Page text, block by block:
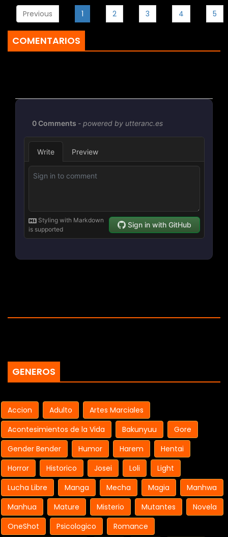
Previous 1 2 3 4 5
COMENTARIOS
GENEROS
Accion Adulto
Artes Marciales
Acontesimientos de la Vida
Bakunyuu
Gore
Gender Bender
Humor Harem
Hentai
Horror
Historico Josei Loli
Light
Lucha Libre
Manga Mecha Magia
Manhwa
Manhua
Mature Misterio Mutantes
Novela
OneShot
Psicologico
Romance